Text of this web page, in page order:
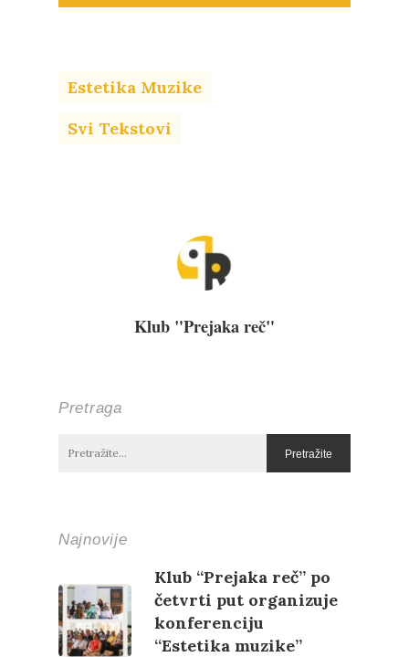
Estetika Muzike
Svi Tekstovi
Klub "Prejaka reč"
Pretraga
Najnovije
Klub “Prejaka reč” po
četvrti put organizuje
konferenciju
“Estetika muzike”